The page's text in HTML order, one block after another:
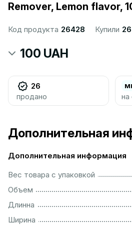
Remover, Lemon flavor,
Код продукта 26428 Купили
100 UAH
26
продано
на
Дополнительная
Дополнительная информация
Вес товара с упаковкой
Объем
Длинна
Ширина